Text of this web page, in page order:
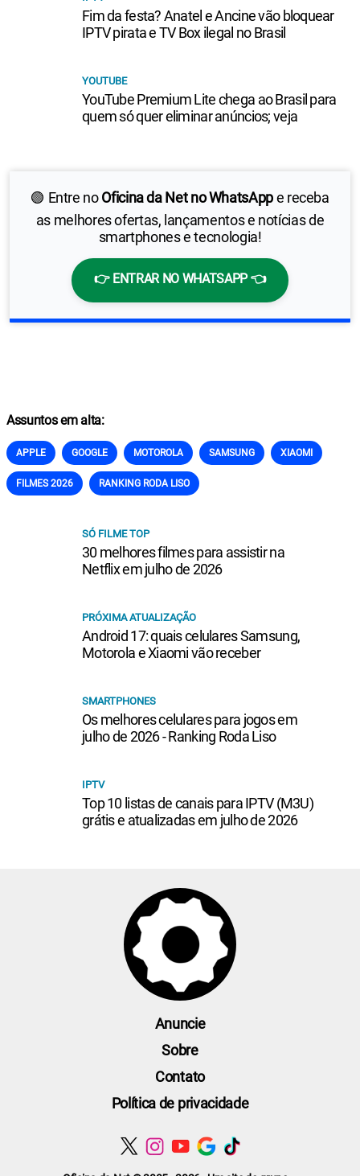
🟢 Entre noOficina da Net no WhatsAppe receba
as melhores ofertas, lançamentos e notícias de
smartphones e tecnologia!
👉 ENTRAR NO WHATSAPP 👈
Fim da festa? Anatel e Ancine vão bloquear
IPTV pirata e TV Box ilegal no Brasil
YOUTUBE
YouTube Premium Lite chega ao Brasil para
quem só quer eliminar anúncios; veja
Assuntos em alta:
APPLE GOOGLE MOTOROLA SAMSUNG XIAOMI
FILMES 2026 RANKING RODA LISO
SÓ FILME TOP
30 melhores filmes para assistir na
Netflix em julho de 2026
PRÓXIMA ATUALIZAÇÃO
Android 17: quais celulares Samsung,
Motorola e Xiaomi vão receber
SMARTPHONES
Os melhores celulares para jogos em
julho de 2026 - Ranking Roda Liso
IPTV
Top 10 listas de canais para IPTV (M3U)
grátis e atualizadas em julho de 2026
Anuncie
Sobre
Contato
Política de privacidade